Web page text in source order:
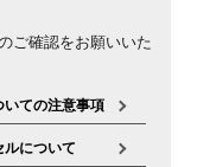
ご確認をお願いいた
いての注意事項
ルについて